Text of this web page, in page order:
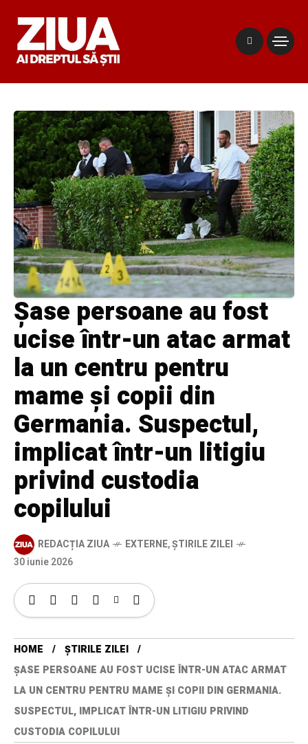
Șase persoane au fost
ucise într-un atac armat
la un centru pentru
mame și copii din
Germania. Suspectul,
implicat într-un litigiu
privind custodia
copilului
REDACȚIA ZIUA EXTERNE,ȘTIRILE ZILEI
30 iunie 2026
HOME
ȘTIRILE ZILEI
ȘASE PERSOANE AU FOST UCISE ÎNTR-UN ATAC ARMAT
LA UN CENTRU PENTRU MAME ȘI COPII DIN GERMANIA.
SUSPECTUL, IMPLICAT ÎNTR-UN LITIGIU PRIVIND
CUSTODIA COPILULUI